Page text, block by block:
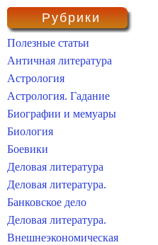
Рубрики
Полезные статьи
Античная литература
Астрология
Астрология. Гадание
Биографии и мемуары
Биология
Боевики
Деловая литература
Деловая литература.
Банковское дело
Деловая литература.
Внешнеэкономическая